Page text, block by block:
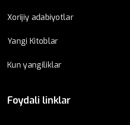
Xorijiy adabiyotlar
Yangi Kitoblar
Kun yangiliklar
Foydali linklar